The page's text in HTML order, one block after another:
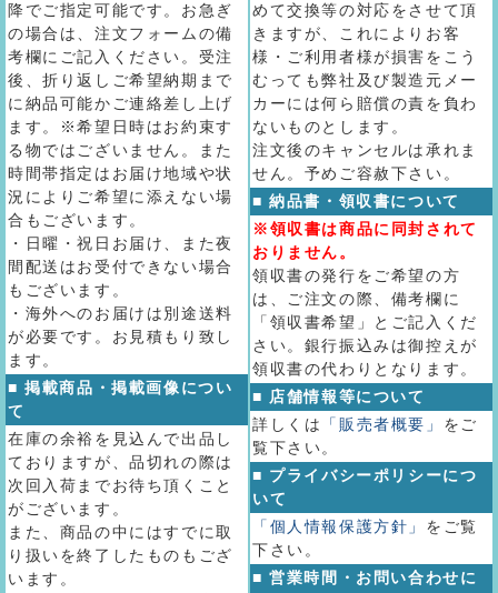
降でご指定可能です。お急ぎ
の場合は、注文フォームの備
考欄にご記入ください。受注
後、折り返しご希望納期まで
に納品可能かご連絡差し上げ
ます。※希望日時はお約束す
る物ではございません。また
時間帯指定はお届け地域や状
況によりご希望に添えない場
合もございます。
・日曜・祝日お届け、また夜
間配送はお受付できない場合
もございます。
・海外へのお届けは別途送料
が必要です。お見積もり致し
ます。
■ 掲載商品・掲載画像につい
て
在庫の余裕を見込んで出品し
ておりますが、品切れの際は
次回入荷までお待ち頂くこと
がございます。
また、商品の中にはすでに取
り扱いを終了したものもござ
います。
めて交換等の対応をさせて頂
きますが、これによりお客
様・ご利用者様が損害をこう
むっても弊社及び製造元メー
カーには何ら賠償の責を負わ
ないものとします。
注文後のキャンセルは承れま
せん。予めご容赦下さい。
■ 納品書・領収書について
※領収書は商品に同封されて
おりません。
領収書の発行をご希望の方
は、ご注文の際、備考欄に
「領収書希望」とご記入くだ
さい。銀行振込みは御控えが
領収書の代わりとなります。
■ 店舗情報等について
詳しくは
「販売者概要」 をご
覧下さい。
■ プライバシーポリシーにつ
いて
「個人情報保護方針」 をご覧
下さい。
■ 営業時間・お問い合わせに